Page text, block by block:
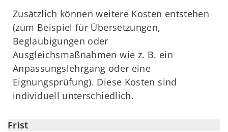
Zusätzlich können weitere Kosten entstehen
(zum Beispiel für Übersetzungen,
Beglaubigungen oder
Ausgleichsmaßnahmen wie z. B. ein
Anpassungslehrgang oder eine
Eignungsprüfung). Diese Kosten sind
individuell unterschiedlich.
Frist